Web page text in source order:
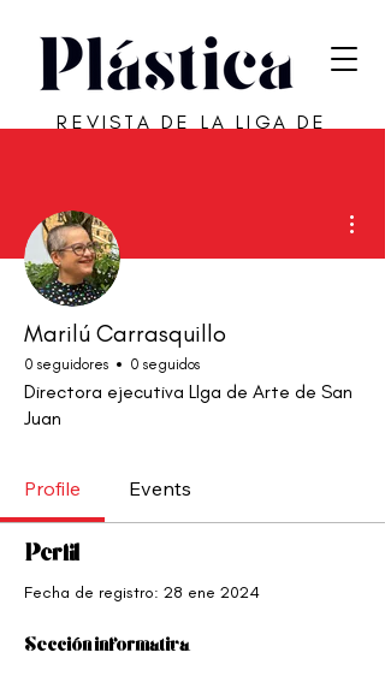
REVISTA DE LA LIGA DE
Marilú Carrasquillo
0 seguidores 0 seguidos
Directora ejecutiva LIga de Arte de San
Juan
Profile Events
Perfil
Fecha de registro: 28 ene 2024
Sección informativa